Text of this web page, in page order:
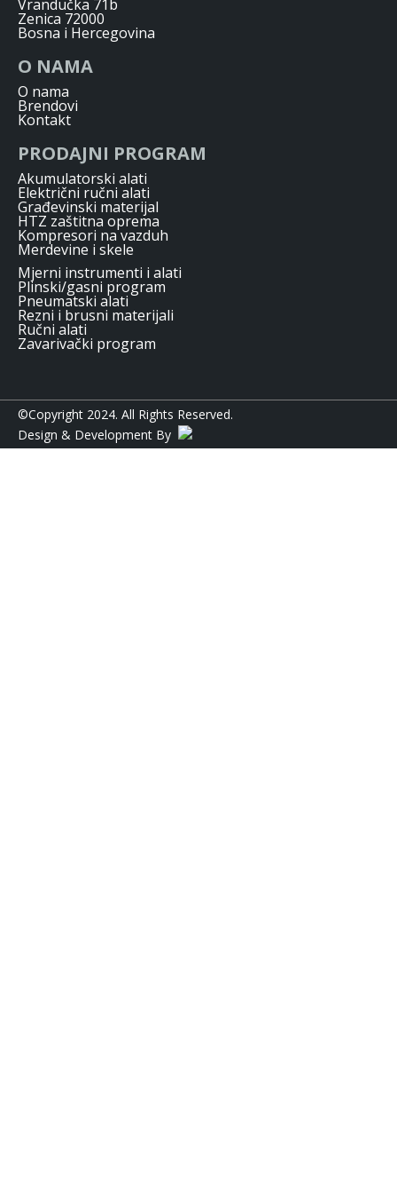
Vrandučka 71b
Zenica 72000
Bosna i Hercegovina
O NAMA
O nama
Brendovi
Kontakt
PRODAJNI PROGRAM
Akumulatorski alati
Električni ručni alati
Građevinski materijal
HTZ zaštitna oprema
Kompresori na vazduh
Merdevine i skele
Mjerni instrumenti i alati
Plinski/gasni program
Pneumatski alati
Rezni i brusni materijali
Ručni alati
Zavarivački program
©Copyright 2024. All Rights Reserved.
Design & Development By